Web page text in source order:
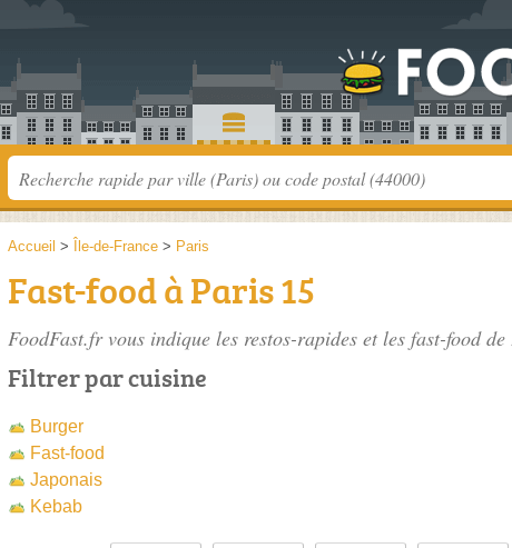
Accueil > Île-de-France > Paris
Fast-food à Paris 15
FoodFast.fr vous indique les restos-rapides et les fast-food
Filtrer par cuisine
Burger
Fast-food
Japonais
Kebab